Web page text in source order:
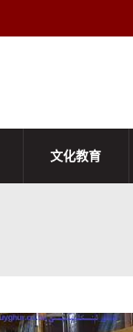
文化教育